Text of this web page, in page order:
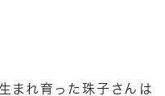
まれ育った珠子さんは